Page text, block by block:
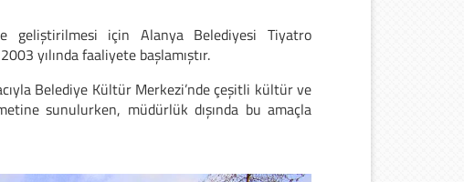
geliştirilmesi için Alanya Belediyesi Tiyatro
yılında faaliyete başlamıştır.
Belediye Kültür Merkezi’nde çeşitli kültür ve
sunulurken, müdürlük dışında bu amaçla